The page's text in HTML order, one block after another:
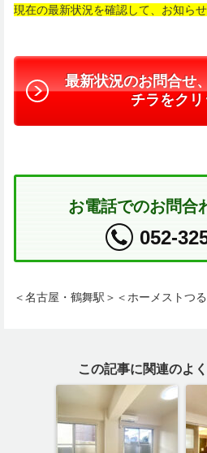
現在の最新状況を確認して、お知らせ
最新状況のお問合せ
チラをクリ
お電話でのお問合
052-
＜名古屋・鶴舞駅＞＜ホーメストつ
この記事に関連のよ